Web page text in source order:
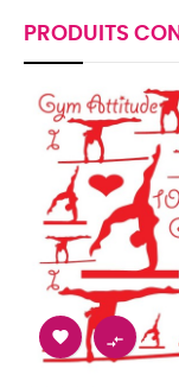
PRODUITS
PROMO !
